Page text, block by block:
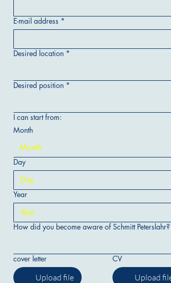
E-mail address *
Desired location *
Desired position *
I can start from:
Month
Month
Day
Year
How did you become aware of Schmitt
cover letter
Upload file
CV
Upload